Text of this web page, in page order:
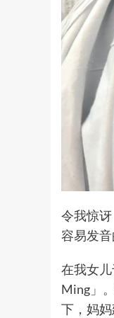
令我惊
容易发音
在我女
Ming」
下，妈妈